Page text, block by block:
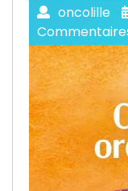
oncolille